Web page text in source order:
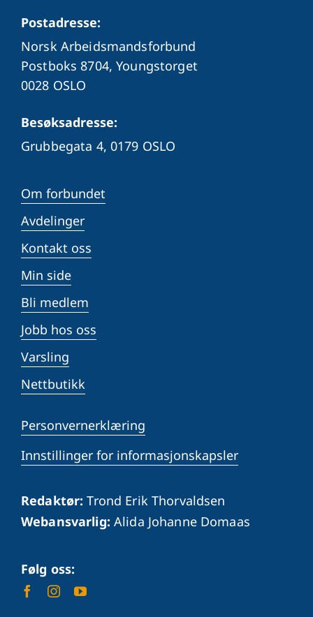
Postadresse:
Norsk Arbeidsmandsforbund
Postboks 8704, Youngstorget
0028 OSLO
Besøksadresse:
Grubbegata 4,0179 OSLO
Om forbundet
Avdelinger
Kontakt oss
Min side
Bli medlem
Jobb hos oss
Varsling
Nettbutikk
Personvernerklæring
Innstillinger for informasjonskapsler
Redaktør: Trond Erik Thorvaldsen
Webansvarlig: Alida Johanne Domaas
Følg oss: